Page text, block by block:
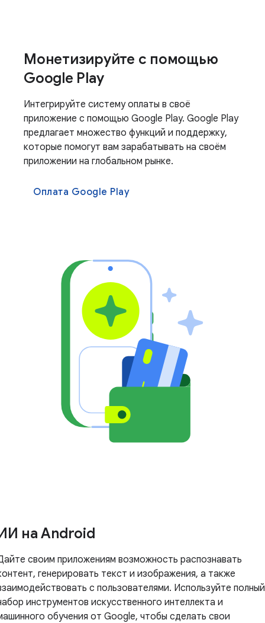
Монетизируйте с помощью
Google Play
Интегрируйте систему оплаты в своё
приложение с помощью Google Play. Google Play
предлагает множество функций и поддержку,
которые помогут вам зарабатывать на своём
приложении на глобальном рынке.
Оплата Google Play
на Android
своим приложениям возможность распознавать
генерировать текст и изображения, а также
с пользователями. Используйте полный
инструментов искусственного интеллекта и
обучения от Google, чтобы сделать свои